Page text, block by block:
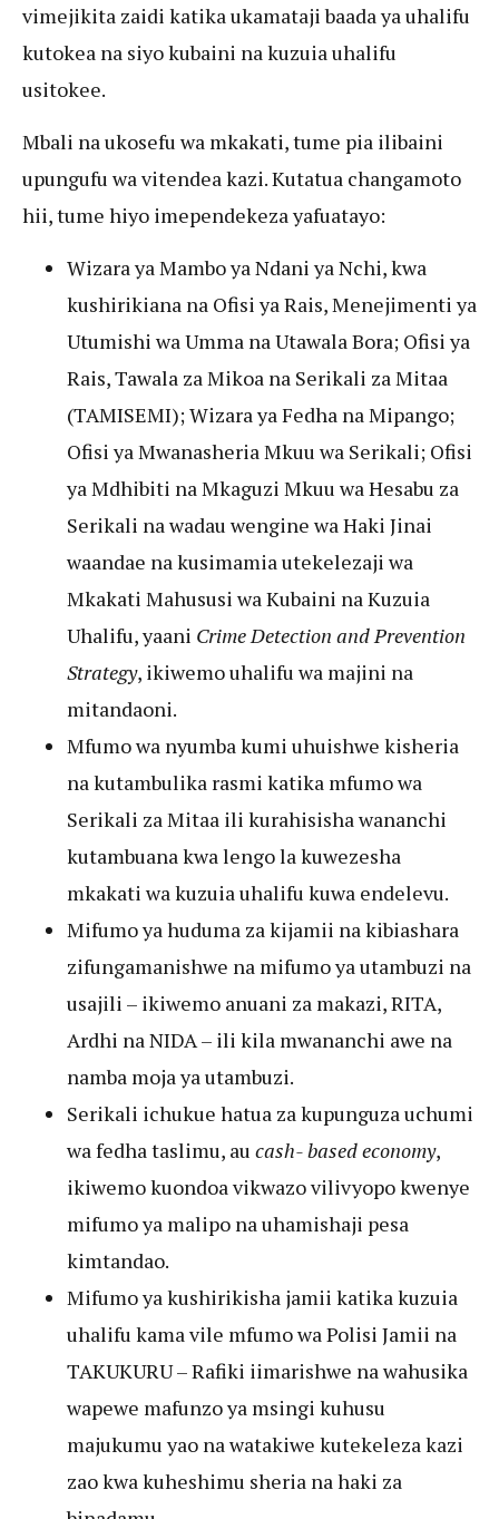
vimejikita zaidi katika ukamataji baada ya uhalifu
kutokea na siyo kubaini na kuzuia uhalifu
usitokee.
Mbali na ukosefu wa mkakati, tume pia ilibaini
upungufu wa vitendea kazi. Kutatua changamoto
hii, tume hiyo imependekeza yafuatayo:
Wizara ya Mambo ya Ndani ya Nchi, kwa
kushirikiana na Ofisi ya Rais, Menejimenti ya
Utumishi wa Umma na Utawala Bora; Ofisi ya
Rais, Tawala za Mikoa na Serikali za Mitaa
(TAMISEMI); Wizara ya Fedha na Mipango;
Ofisi ya Mwanasheria Mkuu wa Serikali; Ofisi
ya Mdhibiti na Mkaguzi Mkuu wa Hesabu za
Serikali na wadau wengine wa Haki Jinai
waandae na kusimamia utekelezaji wa
Mkakati Mahususi wa Kubaini na Kuzuia
Uhalifu, yaani Crime Detection and Prevention
Strategy, ikiwemo uhalifu wa majini na
mitandaoni.
Mfumo wa nyumba kumi uhuishwe kisheria
na kutambulika rasmi katika mfumo wa
Serikali za Mitaa ili kurahisisha wananchi
kutambuana kwa lengo la kuwezesha
mkakati wa kuzuia uhalifu kuwa endelevu.
Mifumo ya huduma za kijamii na kibiashara
zifungamanishwe na mifumo ya utambuzi na
usajili – ikiwemo anuani za makazi, RITA,
Ardhi na NIDA – ili kila mwananchi awe na
namba moja ya utambuzi.
Serikali ichukue hatua za kupunguza uchumi
wa fedha taslimu, au cash- based economy,
ikiwemo kuondoa vikwazo vilivyopo kwenye
mifumo ya malipo na uhamishaji pesa
kimtandao.
Mifumo ya kushirikisha jamii katika kuzuia
uhalifu kama vile mfumo wa Polisi Jamii na
TAKUKURU – Rafiki iimarishwe na wahusika
wapewe mafunzo ya msingi kuhusu
majukumu yao na watakiwe kutekeleza kazi
zao kwa kuheshimu sheria na haki za